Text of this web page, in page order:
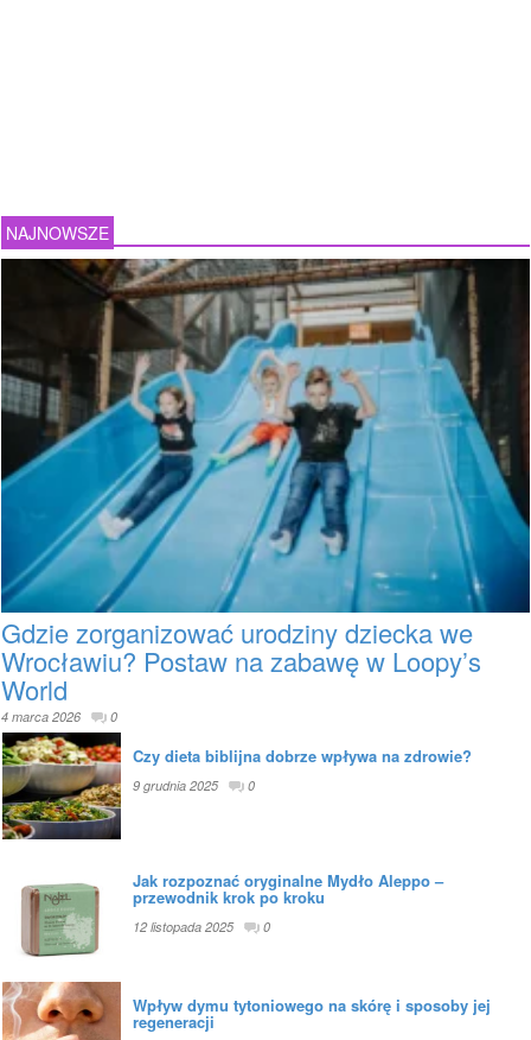
NAJNOWSZE
Gdzie zorganizować urodziny dziecka we
Wrocławiu? Postaw na zabawę w Loopy’s
World
4 marca 2026 0
Czy dieta biblijna dobrze wpływa na zdrowie?
9 grudnia 2025 0
Jak rozpoznać oryginalne Mydło Aleppo –
przewodnik krok po kroku
12 listopada 2025 0
Wpływ dymu tytoniowego na skórę i sposoby jej
regeneracji